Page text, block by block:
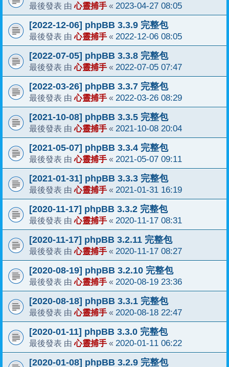
最後發表 由心靈捕手 « 2023-04-27 08:05
[2022-12-06] phpBB 3.3.9 完整包
最後發表 由心靈捕手 « 2022-12-06 08:05
[2022-07-05] phpBB 3.3.8 完整包
最後發表 由心靈捕手 « 2022-07-05 07:47
[2022-03-26] phpBB 3.3.7 完整包
最後發表 由心靈捕手 « 2022-03-26 08:29
[2021-10-08] phpBB 3.3.5 完整包
最後發表 由心靈捕手 « 2021-10-08 20:04
[2021-05-07] phpBB 3.3.4 完整包
最後發表 由心靈捕手 « 2021-05-07 09:11
[2021-01-31] phpBB 3.3.3 完整包
最後發表 由心靈捕手 « 2021-01-31 16:19
[2020-11-17] phpBB 3.3.2 完整包
最後發表 由心靈捕手 « 2020-11-17 08:31
[2020-11-17] phpBB 3.2.11 完整包
最後發表 由心靈捕手 « 2020-11-17 08:27
[2020-08-19] phpBB 3.2.10 完整包
最後發表 由心靈捕手 « 2020-08-19 23:36
[2020-08-18] phpBB 3.3.1 完整包
最後發表 由心靈捕手 « 2020-08-18 22:47
[2020-01-11] phpBB 3.3.0 完整包
最後發表 由心靈捕手 « 2020-01-11 06:22
[2020-01-08] phpBB 3.2.9 完整包